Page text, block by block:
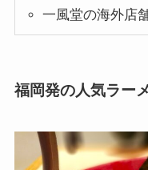
一風堂の海外店
福岡発の人気ラー